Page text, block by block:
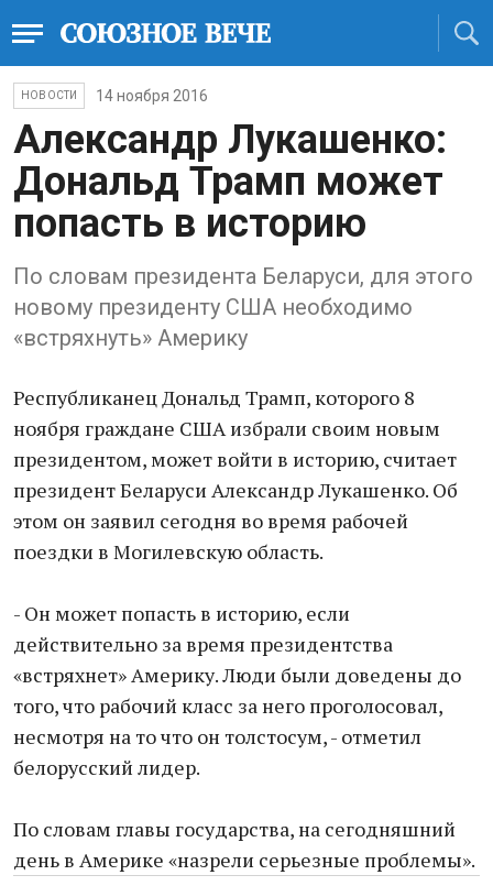
НОВОСТИ 14 ноября 2016
Александр Лукашенко:
Дональд Трамп может
попасть в историю
По словам президента Беларуси, для этого
новому президенту США необходимо
«встряхнуть» Америку
Республиканец Дональд Трамп, которого 8
ноября граждане США избрали своим новым
президентом, может войти в историю, считает
президент Беларуси Александр Лукашенко. Об
этом он заявил сегодня во время рабочей
поездки в Могилевскую область.
- Он может попасть в историю, если
действительно за время президентства
«встряхнет» Америку. Люди были доведены до
того, что рабочий класс за него проголосовал,
несмотря на то что он толстосум, - отметил
белорусский лидер.
По словам главы государства, на сегодняшний
день в Америке «назрели серьезные проблемы».